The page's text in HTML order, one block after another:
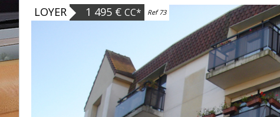
LOYER 1 495 € CC* Ref 73